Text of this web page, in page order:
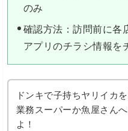
のみ
確認方法：訪問前に各
アプリのチラシ情報を
ドンキで子持ちヤリイカ
業務スーパーか魚屋さん
よ！